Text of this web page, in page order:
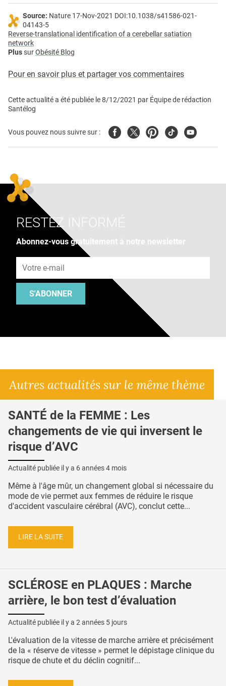
Source: Nature 17-Nov-2021 DOI:10.1038/s41586-021-
04143-5
Reverse-translational identification of a cerebellar satiation
network
PlussurObésité Blog
Pour en savoir plus et partager vos commentaires
Cette actualité a été publiée le8/12/2021 par Équipe de rédaction
Santélog
Vous pouvez nous suivre sur : FacebookTwitterPinterest
TiktokYoutube
RESTEZ INFORMÉ
Abonnez-vous gratuitement à notre newsletter
S'ABONNER
Autres actualités sur le même thème
SANTÉ de la FEMME : Les
changements de vie qui inversent le
risque d’AVC
Actualité publiée il y a 6 années 4 mois
Même à l'âge mûr, un changement global si nécessaire du
mode de vie permet aux femmes de réduire le risque
d'accident vasculaire cérébral (AVC), conclut cette...
LIRE LA SUITE
SCLÉROSE en PLAQUES : Marche
arrière, le bon test d’évaluation
Actualité publiée il y a 2 années 5 jours
L'évaluation de la vitesse de marche arrière et précisément
de la « réserve de vitesse » permet le dépistage clinique du
risque de chute et du déclin cognitif...